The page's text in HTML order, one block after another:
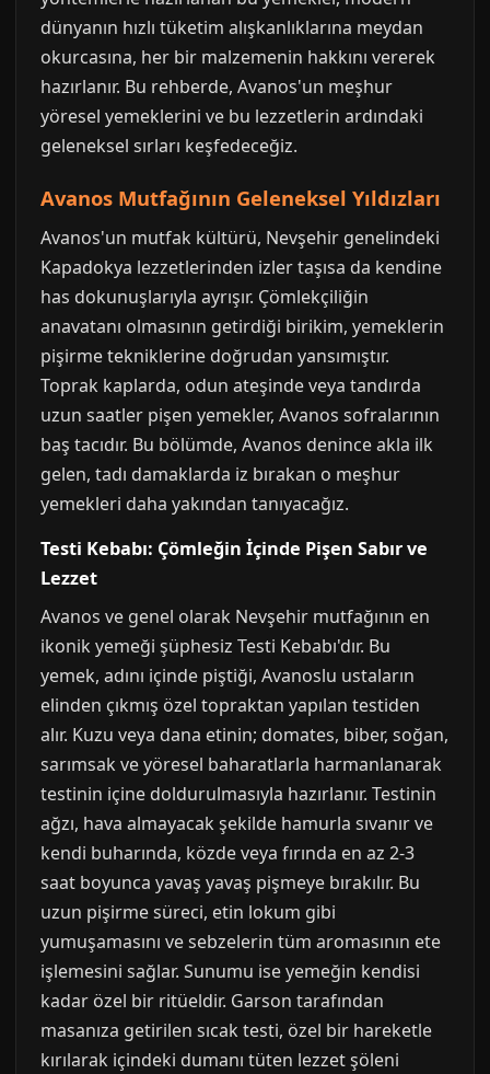
dünyanın hızlı tüketim alışkanlıklarına meydan
okurcasına, her bir malzemenin hakkını vererek
hazırlanır. Bu rehberde, Avanos'un meşhur
yöresel yemeklerini ve bu lezzetlerin ardındaki
geleneksel sırları keşfedeceğiz.
Avanos Mutfağının Geleneksel Yıldızları
Avanos'un mutfak kültürü, Nevşehir genelindeki
Kapadokya lezzetlerinden izler taşısa da kendine
has dokunuşlarıyla ayrışır. Çömlekçiliğin
anavatanı olmasının getirdiği birikim, yemeklerin
pişirme tekniklerine doğrudan yansımıştır.
Toprak kaplarda, odun ateşinde veya tandırda
uzun saatler pişen yemekler, Avanos sofralarının
baş tacıdır. Bu bölümde, Avanos denince akla ilk
gelen, tadı damaklarda iz bırakan o meşhur
yemekleri daha yakından tanıyacağız.
Testi Kebabı: Çömleğin İçinde Pişen Sabır ve
Lezzet
Avanos ve genel olarak Nevşehir mutfağının en
ikonik yemeği şüphesiz Testi Kebabı'dır. Bu
yemek, adını içinde piştiği, Avanoslu ustaların
elinden çıkmış özel topraktan yapılan testiden
alır. Kuzu veya dana etinin; domates, biber, soğan,
sarımsak ve yöresel baharatlarla harmanlanarak
testinin içine doldurulmasıyla hazırlanır. Testinin
ağzı, hava almayacak şekilde hamurla sıvanır ve
kendi buharında, közde veya fırında en az 2-3
saat boyunca yavaş yavaş pişmeye bırakılır. Bu
uzun pişirme süreci, etin lokum gibi
yumuşamasını ve sebzelerin tüm aromasının ete
işlemesini sağlar. Sunumu ise yemeğin kendisi
kadar özel bir ritüeldir. Garson tarafından
masanıza getirilen sıcak testi, özel bir hareketle
kırılarak içindeki dumanı tüten lezzet şöleni